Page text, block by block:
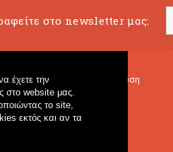
έχετε την
στο website μας.
το site,
εκτός και αν τα
στο newsletter μας:
Μουσική Εκπαίδευση
Fagotto Blog